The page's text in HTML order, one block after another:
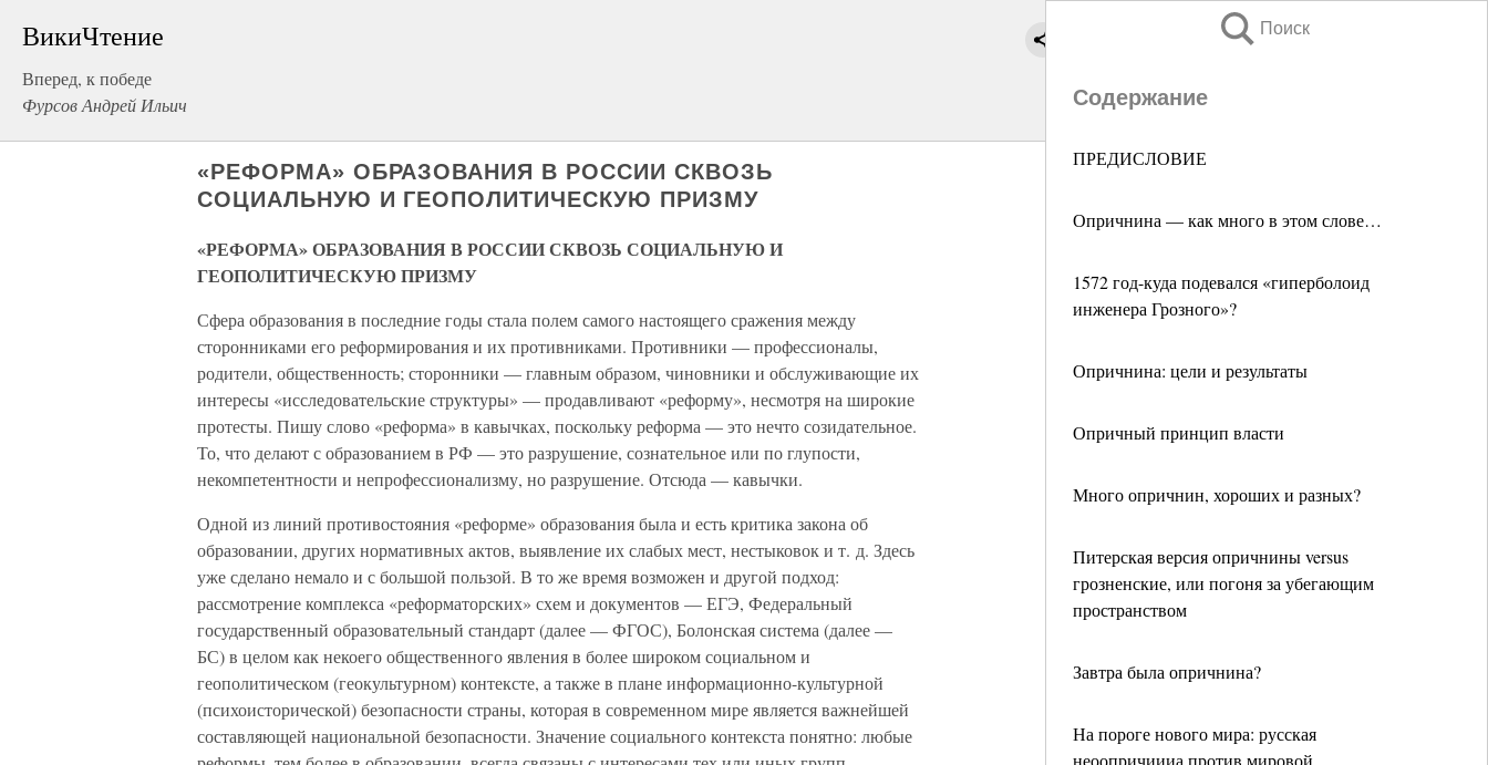
ВикиЧтение
Вперед, к победе
Фурсов Андрей Ильич
Поиск
Содержание
ПРЕДИСЛОВИЕ
Опричнина — как много в этом слове…
1572 год-куда подевался «гиперболоид
инженера Грозного»?
Опричнина: цели и результаты
Опричный принцип власти
Много опричнин, хороших и разных?
Питерская версия опричнины versus
грозненские, или погоня за убегающим
пространством
Завтра была опричнина?
На пороге нового мира: русская
неоопричиииа против мировой
«РЕФОРМА» ОБРАЗОВАНИЯ В РОССИИ СКВОЗЬ
СОЦИАЛЬНУЮ И ГЕОПОЛИТИЧЕСКУЮ ПРИЗМУ
«РЕФОРМА» ОБРАЗОВАНИЯ В РОССИИ СКВОЗЬ СОЦИАЛЬНУЮ И
ГЕОПОЛИТИЧЕСКУЮ ПРИЗМУ
Сфера образования в последние годы стала полем самого настоящего сражения между
сторонниками его реформирования и их противниками. Противники — профессионалы,
родители, общественность; сторонники — главным образом, чиновники и обслуживающие их
интересы «исследовательские структуры» — продавливают «реформу», несмотря на широкие
протесты. Пишу слово «реформа» в кавычках, поскольку реформа — это нечто созидательное.
То, что делают с образованием в РФ — это разрушение, сознательное или по глупости,
некомпетентности и непрофессионализму, но разрушение. Отсюда — кавычки.
Одной из линий противостояния «реформе» образования была и есть критика закона об
образовании, других нормативных актов, выявление их слабых мест, нестыковок и т. д. Здесь
уже сделано немало и с большой пользой. В то же время возможен и другой подход:
рассмотрение комплекса «реформаторских» схем и документов — ЕГЭ, Федеральный
государственный образовательный стандарт (далее — ФГОС), Болонская система (далее —
БС) в целом как некоего общественного явления в более широком социальном и
геополитическом (геокультурном) контексте, а также в плане информационно-культурной
(психоисторической) безопасности страны, которая в современном мире является важнейшей
составляющей национальной безопасности. Значение социального контекста понятно: любые